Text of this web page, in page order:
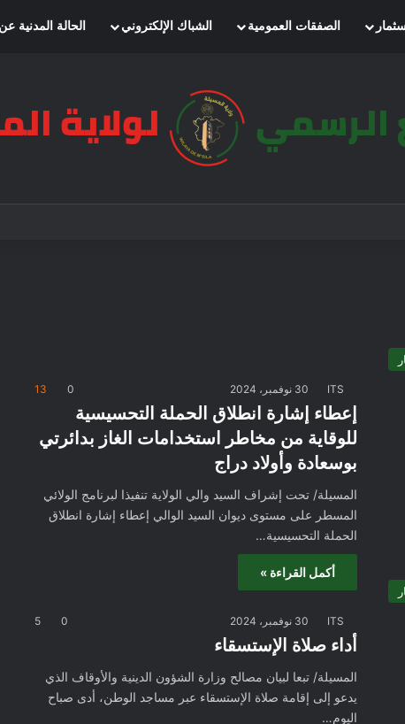
الصفقات العمومية الشباك الإلكتروني الحالة المدنية
ITS 30 نوفمبر، 2024 0
13
إعطاء إشارة انطلاق الحملة التحسيسية
للوقاية من مخاطر استخدامات الغاز بدائرتي
بوسعادة وأولاد دراج
المسيلة/ تحت إشراف السيد والي الولاية تنفيذا لبرنامج الولائي
المسطر على مستوى ديوان السيد الوالي إعطاء إشارة انطلاق
الحملة التحسيسية…
أكمل القراءة »
ITS 30 نوفمبر، 2024 0
5
أداء صلاة الإستسقاء
المسيلة/ تبعا لبيان مصالح وزارة الشؤون الدينية والأوقاف الذي
يدعو إلى إقامة صلاة الإستسقاء عبر مساجد الوطن، أدى صباح
اليوم…